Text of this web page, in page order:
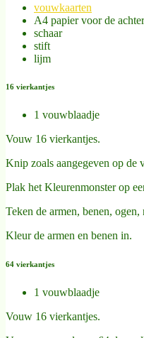
vouwkaarten
A4 papier voor de
schaar
stift
lijm
16 vierkantjes
1 vouwblaadje
Vouw 16 vierkantjes.
Knip zoals aangegeven op de
Plak het Kleurenmonster op
Teken de armen, benen,
Kleur de armen en benen in.
64 vierkantjes
1 vouwblaadje
Vouw 16 vierkantjes.